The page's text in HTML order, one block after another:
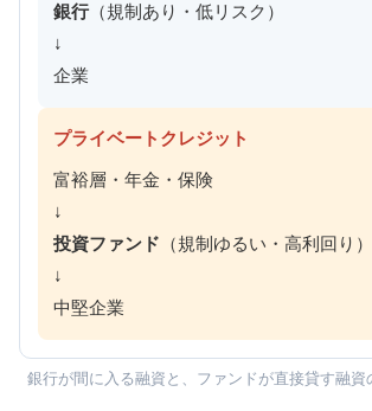
銀行（規制あり・低リスク）
↓
企業
プライベートクレジット
富裕層・年金・保険
↓
投資ファンド （規制ゆるい・高利回り）
↓
中堅企業
銀行が間に入る融資と、ファンドが直接貸す融資